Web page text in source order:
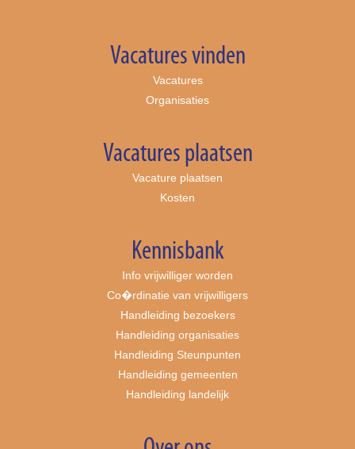
Vacatures vinden
Vacatures
Organisaties
Vacatures plaatsen
Vacature plaatsen
Kosten
Kennisbank
Info vrijwilliger worden
Co�rdinatie van vrijwilligers
Handleiding bezoekers
Handleiding organisaties
Handleiding Steunpunten
Handleiding gemeenten
Handleiding landelijk